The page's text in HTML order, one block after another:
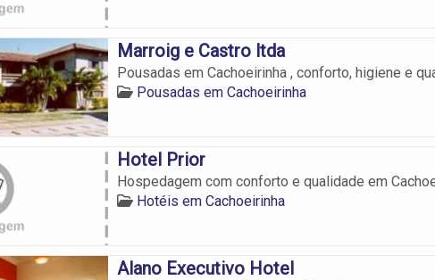
Marroig e Castro ltda
Pousadas em Cachoeirinha , conforto, higiene e
Pousadas em Cachoeirinha
Hotel Prior
Hospedagem com conforto e qualidade em
Hotéis em Cachoeirinha
Alano Executivo Hotel